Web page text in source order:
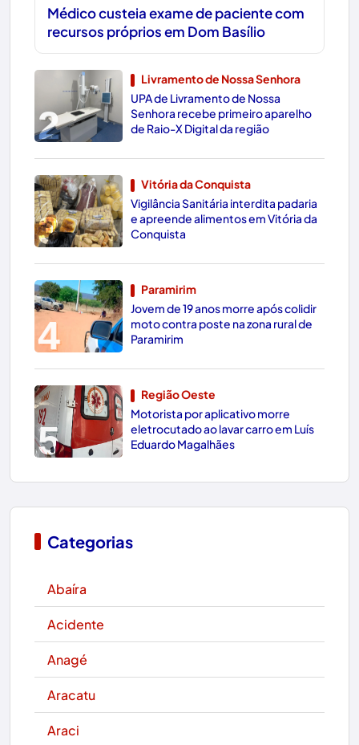
Médico custeia exame de paciente com
recursos próprios em Dom Basílio
2
Livramento de Nossa Senhora
UPA de Livramento de Nossa
Senhora recebe primeiro aparelho
de Raio-X Digital da região
3
Vitória da Conquista
Vigilância Sanitária interdita padaria
e apreende alimentos em Vitória da
Conquista
4
Paramirim
Jovem de 19 anos morre após colidir
moto contra poste na zona rural de
Paramirim
5
Região Oeste
Motorista por aplicativo morre
eletrocutado ao lavar carro em Luís
Eduardo Magalhães
Categorias
Abaíra
Acidente
Anagé
Aracatu
Araci